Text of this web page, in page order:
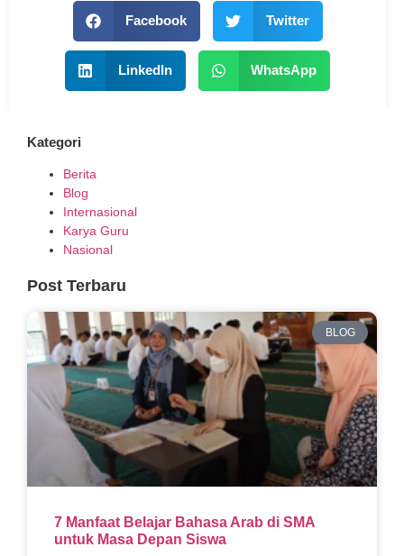
Facebook Twitter
LinkedIn WhatsApp
Kategori
Berita
Blog
Internasional
Karya Guru
Nasional
Post Terbaru
BLOG
7 Manfaat Belajar Bahasa Arab di SMA
untuk Masa Depan Siswa